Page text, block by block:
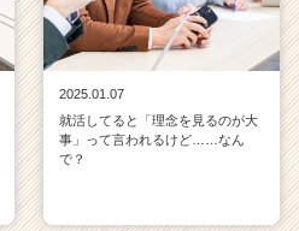
2025.01.07
就活してると「理念を見るのが大
事」って言われるけど……なん
で？